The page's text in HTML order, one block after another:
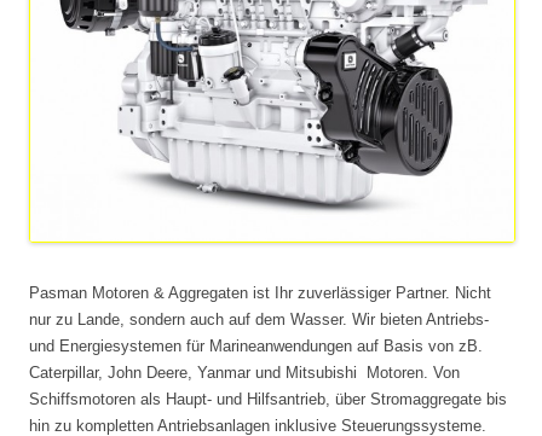
Pasman Motoren & Aggregaten ist Ihr zuverlässiger Partner. Nicht
nur zu Lande, sondern auch auf dem Wasser. Wir bieten Antriebs-
und Energiesystemen für Marineanwendungen auf Basis von zB.
Caterpillar, John Deere, Yanmar und Mitsubishi Motoren. Von
Schiffsmotoren als Haupt- und Hilfsantrieb, über Stromaggregate bis
hin zu kompletten Antriebsanlagen inklusive Steuerungssysteme.